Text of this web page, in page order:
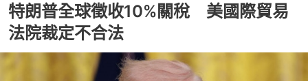
特朗普全球徵收10%關稅 美國際貿易
法院裁定不合法